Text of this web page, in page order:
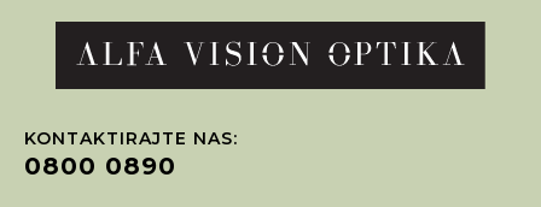
KONTAKTIRAJTE NAS:
0800 0890